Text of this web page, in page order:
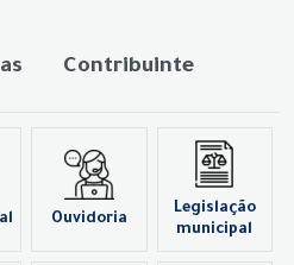
Contribuinte
Ouvidoria
Legislação
municipal